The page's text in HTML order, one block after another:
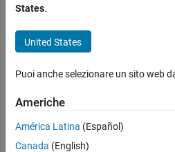
Kev
Last
mesi fa
dal 2020
Followers:
States.
United States
Puoi anche selezionare un sito web
Americhe
América Latina (Español)
Canada (English)